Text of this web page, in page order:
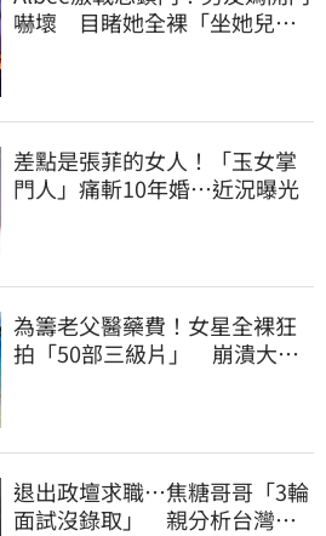
嚇壞 目睹她全裸「坐她兒子
差點是張菲的女人！「玉女掌
門人」痛斬10年婚…近況曝光
為籌老父醫藥費！女星全裸狂
拍「50部三級片」 崩潰大
退出政壇求職…焦糖哥哥「3輪
面試沒錄取」 親分析台灣職